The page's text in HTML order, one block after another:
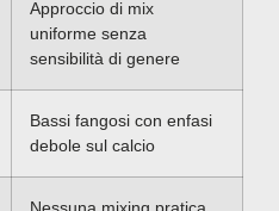
Approccio di mix
uniforme senza
sensibilità di genere
Bassi fangosi con enfasi
debole sul calcio